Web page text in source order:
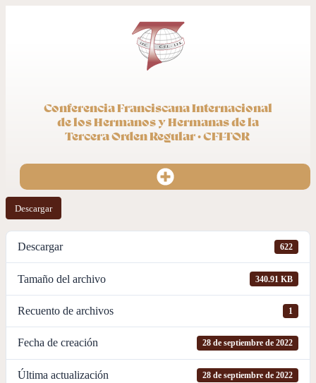
Conferencia Franciscana Internacional
de los Hermanos y Hermanas de la
Tercera Orden Regular · CFI-TOR
Descargar
Descargar 622
Tamaño del archivo 340.91 KB
Recuento de archivos 1
Fecha de creación 28 de septiembre de 2022
Última actualización 28 de septiembre de 2022